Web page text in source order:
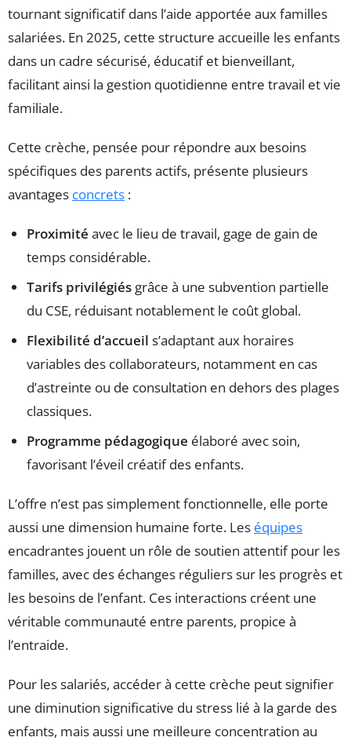
tournant significatif dans l’aide apportée aux familles
salariées. En 2025, cette structure accueille les enfants
dans un cadre sécurisé, éducatif et bienveillant,
facilitant ainsi la gestion quotidienne entre travail et vie
familiale.
Cette crèche, pensée pour répondre aux besoins
spécifiques des parents actifs, présente plusieurs
avantages concrets :
Proximité avec le lieu de travail, gage de gain de
temps considérable.
Tarifs privilégiés grâce à une subvention partielle
du CSE, réduisant notablement le coût global.
Flexibilité d’accueil s’adaptant aux horaires
variables des collaborateurs, notamment en cas
d’astreinte ou de consultation en dehors des plages
classiques.
Programme pédagogique élaboré avec soin,
favorisant l’éveil créatif des enfants.
L’offre n’est pas simplement fonctionnelle, elle porte
aussi une dimension humaine forte. Les équipes
encadrantes jouent un rôle de soutien attentif pour les
familles, avec des échanges réguliers sur les progrès et
les besoins de l’enfant. Ces interactions créent une
véritable communauté entre parents, propice à
l’entraide.
Pour les salariés, accéder à cette crèche peut signifier
une diminution significative du stress lié à la garde des
enfants, mais aussi une meilleure concentration au